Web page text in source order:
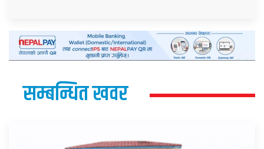
सम्बन्धित खवर